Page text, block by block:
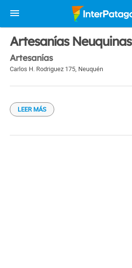
Artesanías Neuquinas
Artesanías
Carlos H. Rodriguez 175, Neuquén
LEER MÁS